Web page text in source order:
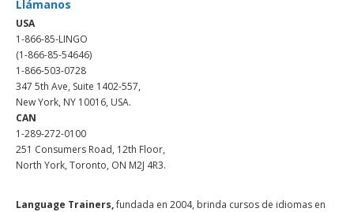
Llámanos
USA
1-866-85-LINGO
(1-866-85-54646)
1-866-503-0728
347 5th Ave, Suite 1402-557,
New York, NY 10016, USA.
CAN
1-289-272-0100
251 Consumers Road, 12th Floor,
North York, Toronto, ON M2J 4R3.
Language Trainers,fundada en 2004, brinda cursos de idiomas en